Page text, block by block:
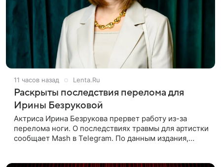
11 часов назад Lenta.Ru
Раскрыты последствия перелома для
Ирины Безруковой
Актриса Ирина Безрукова прервет работу из-за
перелома ноги. О последствиях травмы для артистки
сообщает Mash в Telegram. По данным издания,